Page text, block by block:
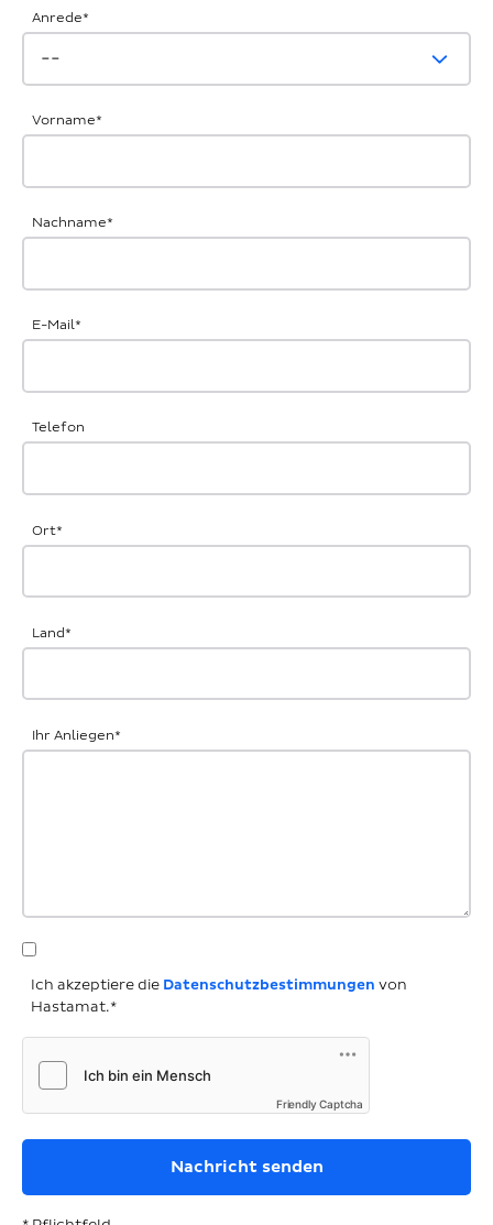
Anrede*
Vorname*
Nachname*
E-Mail*
Telefon
Ort*
Land*
Ihr Anliegen*
Ich akzeptiere die Datenschutzbestimmungen von
Hastamat.*
Friendly Captcha